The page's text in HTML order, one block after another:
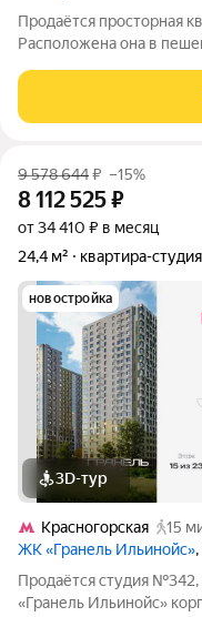
Продаётся просторная
Расположена она в
добраться за приятные 15
получаса спокойной
9 578 644₽ –15%
8 112 525₽
от 34 410 ₽ в месяц
24,4 м²
квартира-студия
новостройка
3D-тур
Красногорская
15
ЖК «Гранель Ильинойс»
Продаётся студия
«Гранель Ильинойс» корпус 3.